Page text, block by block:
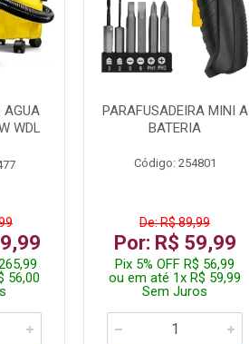
AGUA
WDL
56,00
PARAFUSADEIRA MINI A
BATERIA
Código: 254801
De: R$ 89,99
Por: R$ 59,99
Pix 5% OFF R$ 56,99
ou em até 1x R$ 59,99
Sem Juros